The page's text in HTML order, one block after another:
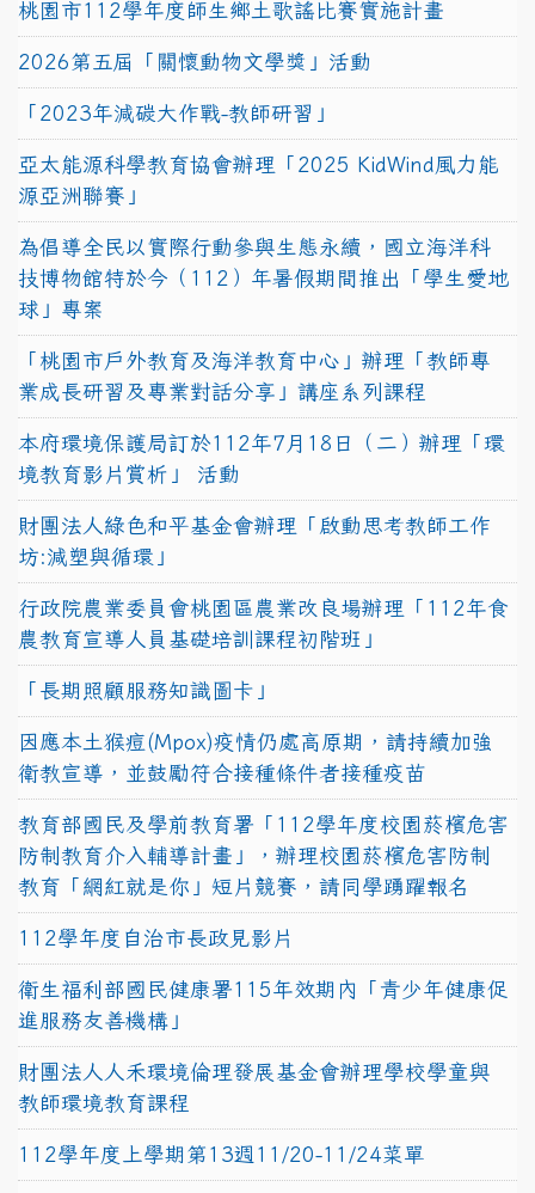
桃園市112學年度師生鄉土歌謠比賽實施計畫
2026第五屆「關懷動物文學獎」活動
「2023年減碳大作戰-教師研習」
亞太能源科學教育協會辦理「2025 KidWind風力能
源亞洲聯賽」
為倡導全民以實際行動參與生態永續，國立海洋科
技博物館特於今（112）年暑假期間推出「學生愛地
球」專案
「桃園市戶外教育及海洋教育中心」辦理「教師專
業成長研習及專業對話分享」講座系列課程
本府環境保護局訂於112年7月18日（二）辦理「環
境教育影片賞析」 活動
財團法人綠色和平基金會辦理「啟動思考教師工作
坊:減塑與循環」
行政院農業委員會桃園區農業改良場辦理「112年食
農教育宣導人員基礎培訓課程初階班」
「長期照顧服務知識圖卡」
因應本土猴痘(Mpox)疫情仍處高原期，請持續加強
衛教宣導，並鼓勵符合接種條件者接種疫苗
教育部國民及學前教育署「112學年度校園菸檳危害
防制教育介入輔導計畫」，辦理校園菸檳危害防制
教育「網紅就是你」短片競賽，請同學踴躍報名
112學年度自治市長政見影片
衛生福利部國民健康署115年效期內「青少年健康促
進服務友善機構」
財團法人人禾環境倫理發展基金會辦理學校學童與
教師環境教育課程
112學年度上學期第13週11/20-11/24菜單